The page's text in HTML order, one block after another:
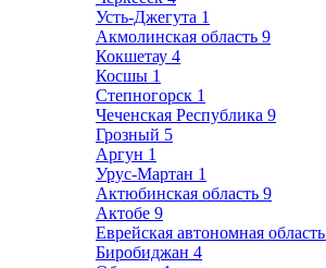
Усть-Джегута 1
Акмолинская область 9
Кокшетау 4
Косшы 1
Степногорск 1
Чеченская Республика 9
Грозный 5
Аргун 1
Урус-Мартан 1
Актюбинская область 9
Актобе 9
Еврейская автономная область
Биробиджан 4